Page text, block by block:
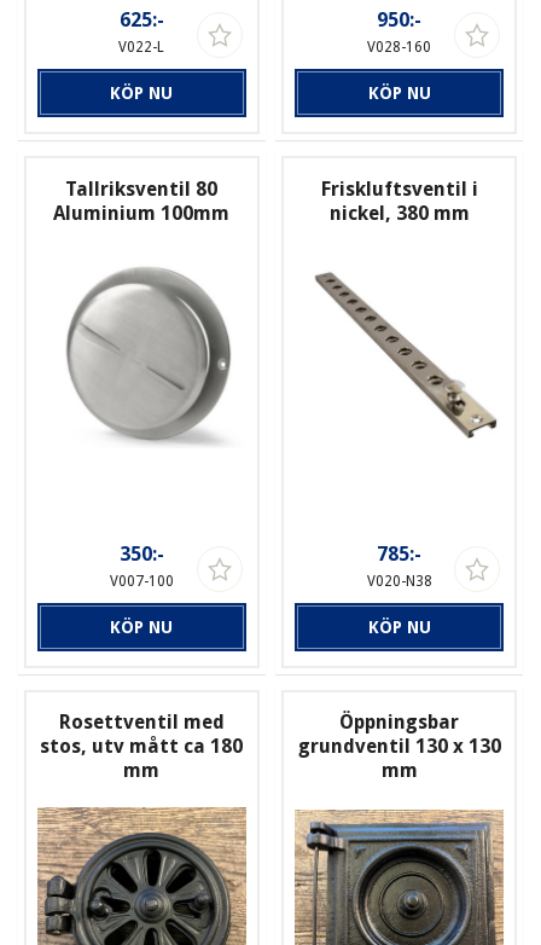
625:-
V022-L
KÖP NU
950:-
V028-160
KÖP NU
Tallriksventil 80
Aluminium 100mm
350:-
V007-100
KÖP NU
Friskluftsventil i
nickel, 380 mm
785:-
V020-N38
KÖP NU
Rosettventil med
stos, utv mått ca 180
mm
Öppningsbar
grundventil 130 x 130
mm